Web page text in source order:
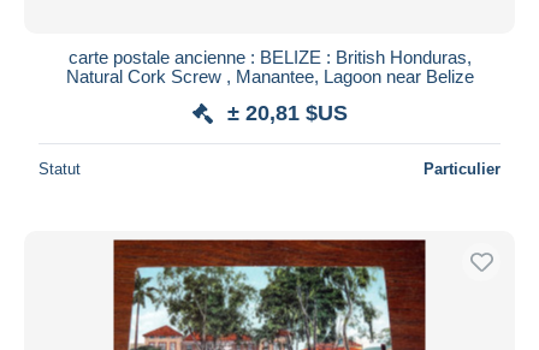
carte postale ancienne : BELIZE : British Honduras,
Natural Cork Screw , Manantee, Lagoon near Belize
± 20,81 $US
Statut Particulier